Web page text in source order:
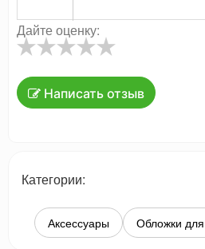
Дайте оценку:
Написать отзыв
Категории:
Аксессуары Обложки